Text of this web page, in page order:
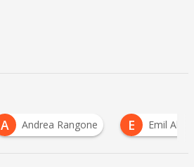
E Emil Abirascid G